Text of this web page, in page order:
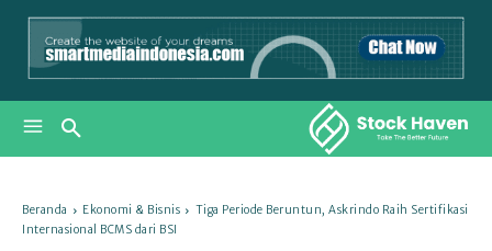
Beranda Ekonomi & Bisnis
Tiga Periode Beruntun, Askrindo Raih Sertifikasi
Internasional BCMS dari BSI